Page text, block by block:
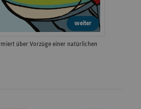
weiter
über Vorzüge einer natürlichen